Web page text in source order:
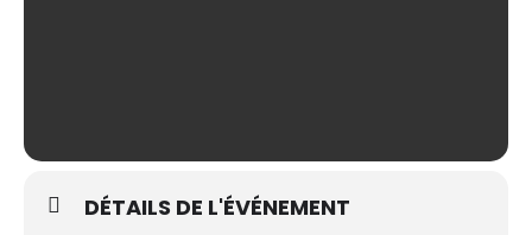
DÉTAILS DE L'ÉVÉNEMENT